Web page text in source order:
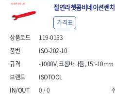
절연라쳇콤비네이션렌치
119-0153
ISOTOOL
0 / 0
ISO-202-10
-1000V, 크롬바나듐, 15°-10mm
가격표